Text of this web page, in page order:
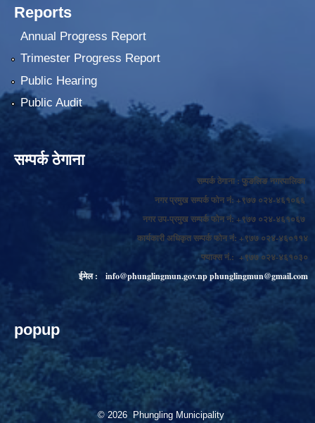
Reports
Annual Progress Report
Trimester Progress Report
Public Hearing
Public Audit
सम्पर्क ठेगाना
सम्पर्क ठेगाना : फुङलिङ नगरपालिका
नगर प्रमुख सम्पर्क फोन नं: +९७७ ०२४-४६१०६६
नगर उप-प्रमुख सम्पर्क फोन नं: +९७७ ०२४-४६१०६७
कार्यकारी अधिकृत सम्पर्क फोन नं: +९७७ ०२४-४६०११४
फ्याक्स नं.: +९७७ ०२४-४६१०३०
ईमेल :
info@phunglingmun.gov.npphunglingmun@gmail.com
popup
© 2026 Phungling Municipality